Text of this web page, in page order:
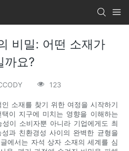
비밀: 어떤 소재가
까요?
123
소재를 찾기 위한 여정을 시작하기
이 지구에 미치는 영향을 이해하는
이 소비자뿐 아니라 기업에게도 최
과 친환경성 사이의 완벽한 균형을
에서는 자석 상자 소재의 세계를 심